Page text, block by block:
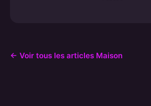
← Voir tous les articles Maison